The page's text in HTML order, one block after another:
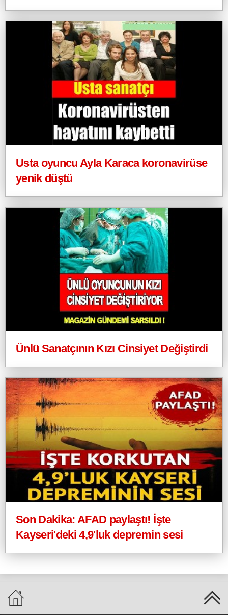
Usta oyuncu Ayla Karaca koronavirüse
yenik düştü
Ünlü Sanatçının Kızı Cinsiyet Değiştirdi
Son Dakika: AFAD paylaştı! İşte
Kayseri'deki 4,9'luk depremin sesi